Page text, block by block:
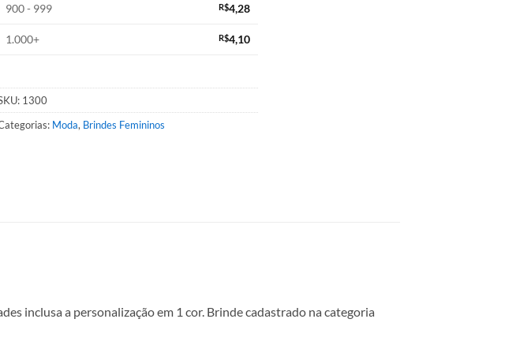
900 - 999 R$4,28
1.000+ R$4,10
1300
Moda, Brindes Femininos
inclusa a personalização em 1 cor. Brinde cadastrado na categoria